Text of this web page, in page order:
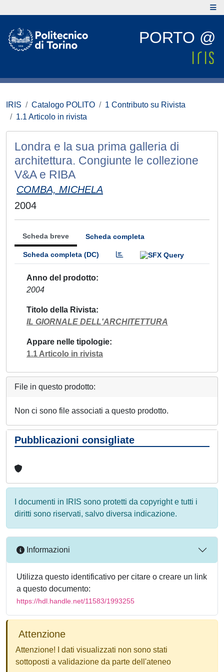
PORTO @
IRIS Catalogo POLITO
1 Contributo su Rivista
1.1 Articolo in rivista
Londra e la sua prima galleria di
architettura. Congiunte le collezione
V&A e RIBA
COMBA, MICHELA
2004
Scheda breve Scheda completa
Scheda completa (DC)
Anno del prodotto
2004
Titolo della Rivista
IL GIORNALE DELL'ARCHITETTURA
Appare nelle tipologie
1.1 Articolo in rivista
File in questo prodotto:
Non ci sono file associati a questo prodotto.
Pubblicazioni consigliate
I documenti in IRIS sono protetti da copyright e tutti i
diritti sono riservati, salvo diversa indicazione.
Informazioni
Utilizza questo identificativo per citare o creare un link
a questo documento:
https://hdl.handle.net/11583/1993255
Attenzione
Attenzione! I dati visualizzati non sono stati
sottoposti a validazione da parte dell'ateneo